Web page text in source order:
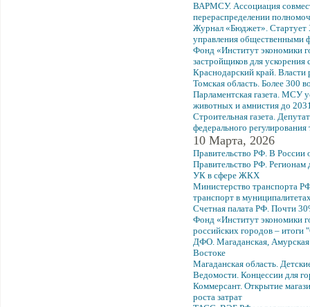
ВАРМСУ. Ассоциация
перераспределении
Журнал «Бюджет». Стартует
управления общественными
Фонд «Институт экономики
застройщиков для ускорения
Краснодарский край. Власти
Томская область. Более 300
Парламентская газета. МСУ
животных и амнистия до
Строительная газета.
федерального
10 Марта, 2026
Правительство РФ. В России
Правительство РФ.
УК в сфере ЖКХ
Министерство транспорта
транспорт в
Счетная палата РФ. Почти
Фонд «Институт экономики
российских городов – итоги
ДФО. Магаданская, Амурская
Востоке
Магаданская область.
Ведомости. Концессии для
Коммерсант. Открытие
роста затрат